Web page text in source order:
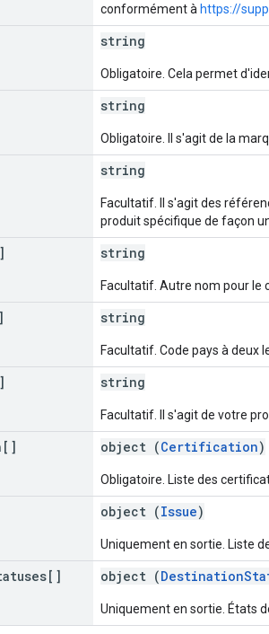
conformément à https://
string
Obligatoire. Cela permet
string
Obligatoire. Il s'agit de la
string
Facultatif. Il s'agit des
produit spécifique de façon
string
Facultatif. Autre nom pour le
string
Facultatif. Code pays à deux
string
Facultatif. Il s'agit de votre
object (Certification)
Obligatoire. Liste des
object (Issue)
Uniquement en sortie. Liste
object (
Uniquement en sortie. États